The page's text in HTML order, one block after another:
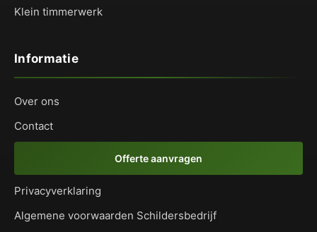
Klein timmerwerk
Informatie
Over ons
Contact
Offerte aanvragen
Privacyverklaring
Algemene voorwaarden Schildersbedrijf